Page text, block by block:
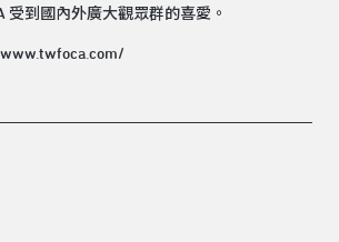
受到國內外廣大觀眾群的喜愛。